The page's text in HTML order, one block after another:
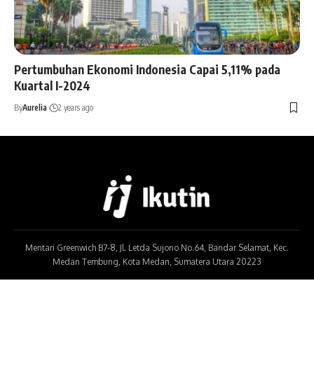
Pertumbuhan Ekonomi Indonesia Capai 5,11% pada
Kuartal I-2024
ByAurelia 2 years ago
Mentari Greenwich B7-8, Jl. Letda Sujono No.64, Bandar Selamat, Kec.
Medan Tembung, Kota Medan, Sumatera Utara 20223